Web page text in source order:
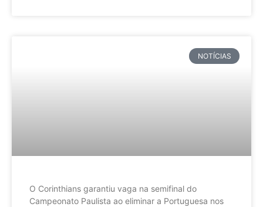
NOTÍCIAS
O Corinthians garantiu vaga na semifinal do
Campeonato Paulista ao eliminar a Portuguesa nos